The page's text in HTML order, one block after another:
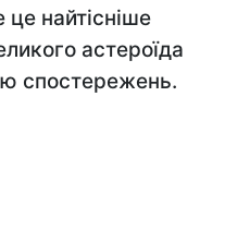
це найтісніше
астероїда
спостережень.